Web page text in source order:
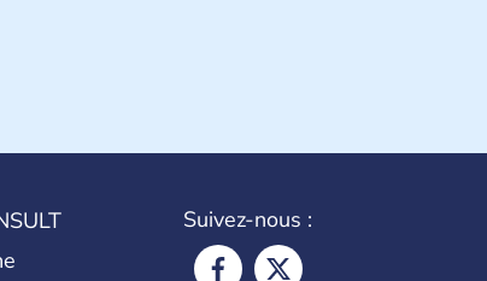
Suivez-nous :